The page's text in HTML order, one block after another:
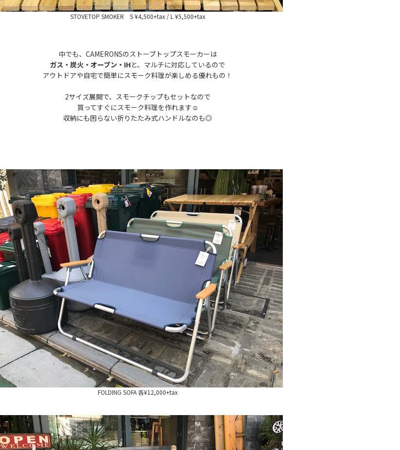
STOVETOP SMOKER S ¥4,500+tax / L ¥5,500+tax
中でも、CAMERONSのストーブトップスモーカーは
ガス・炭火・オーブン・IHと、マルチに対応しているので
アウトドアや自宅で簡単にスモーク料理が楽しめる優れもの！
2サイズ展開で、スモークチップもセットなので
買ってすぐにスモーク料理を作れます☺︎
収納にも困らない折りたたみ式ハンドルなのも◎
FOLDING SOFA 各¥12,000+tax